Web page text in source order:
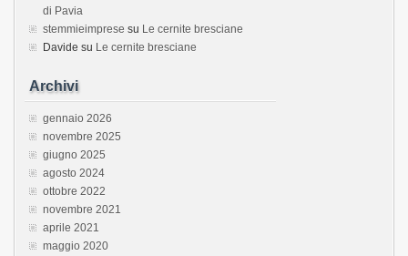
di Pavia
stemmieimprese su Le cernite bresciane
Davide su Le cernite bresciane
Archivi
gennaio 2026
novembre 2025
giugno 2025
agosto 2024
ottobre 2022
novembre 2021
aprile 2021
maggio 2020